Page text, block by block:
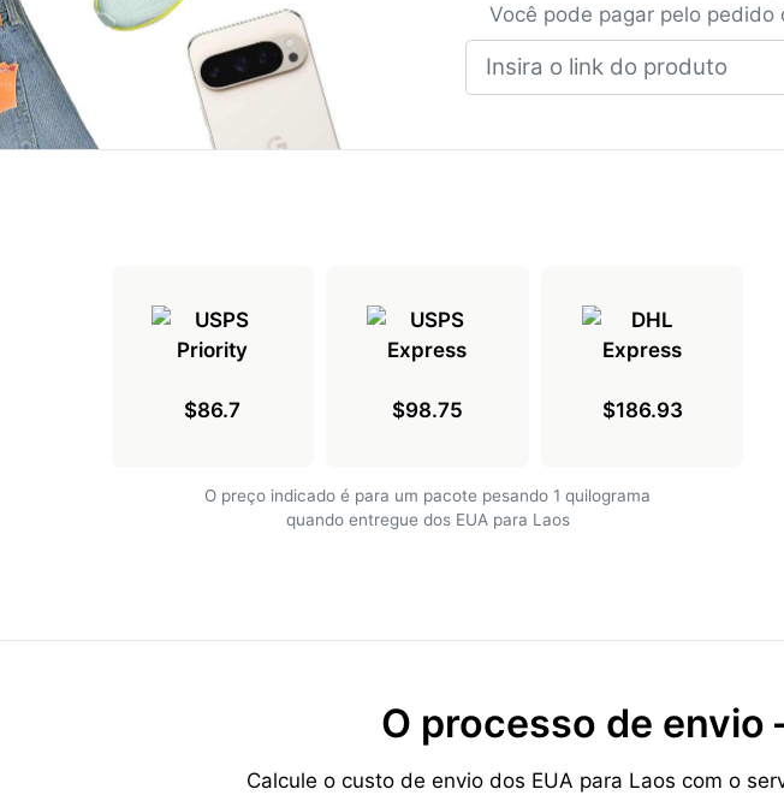
Você pode pagar pelo
$86.7 $98.75 $186.93
O preço indicado é para um pacote pesando 1 quilograma
quando entregue dos EUA para Laos
O processo de
Calcule o custo de envio dos EUA para Laos com o